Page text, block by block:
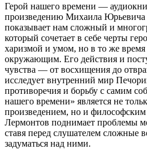
Герой нашего времени —
произведению Михаила
показывает нам сложный и
который сочетает в себе черты
харизмой и умом, но в то же
окружающим. Его действия и
чувства — от восхищения до
исследует внутренний мир
противоречия и борьбу с самим
нашего времени» является не
произведением, но и
Лермонтов поднимает проблемы
ставя перед слушателем сложные
задуматься над ними.